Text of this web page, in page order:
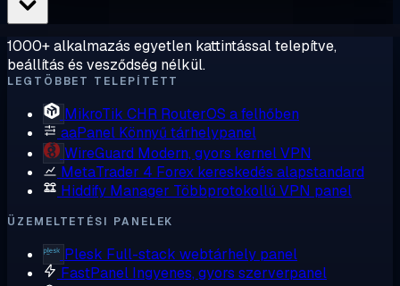
1000+ alkalmazás egyetlen kattintással telepítve,
beállítás és vesződség nélkül.
LEGTÖBBET TELEPÍTETT
MikroTik CHR RouterOS a felhőben
aaPanel Könnyű tárhelypanel
WireGuard Modern, gyors kernel VPN
MetaTrader 4 Forex kereskedés alapstandard
Hiddify Manager Többprotokollú VPN panel
ÜZEMELTETÉSI PANELEK
Plesk Full-stack webtárhely panel
FastPanel Ingyenes, gyors szerverpanel